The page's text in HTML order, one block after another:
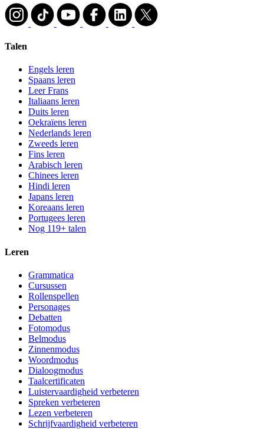
Talen
Engels leren
Spaans leren
Leer Frans
Italiaans leren
Duits leren
Oekraïens leren
Nederlands leren
Zweeds leren
Fins leren
Arabisch leren
Chinees leren
Hindi leren
Japans leren
Koreaans leren
Portugees leren
Nog 119+ talen
Leren
Grammatica
Cursussen
Rollenspellen
Personages
Debatten
Fotomodus
Belmodus
Zinnenmodus
Woordmodus
Dialoogmodus
Taalcertificaten
Luistervaardigheid verbeteren
Spreken verbeteren
Lezen verbeteren
Schrijfvaardigheid verbeteren